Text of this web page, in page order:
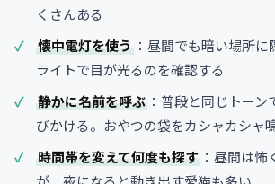
くさんある
懐中電灯を使う ：昼間でも暗い場所に
ライトで目が光るのを確認する
静かに名前を呼ぶ ：普段と同じトー
びかける。おやつの袋をカシャカシャ
時間帯を変えて何度も探す ：昼間は